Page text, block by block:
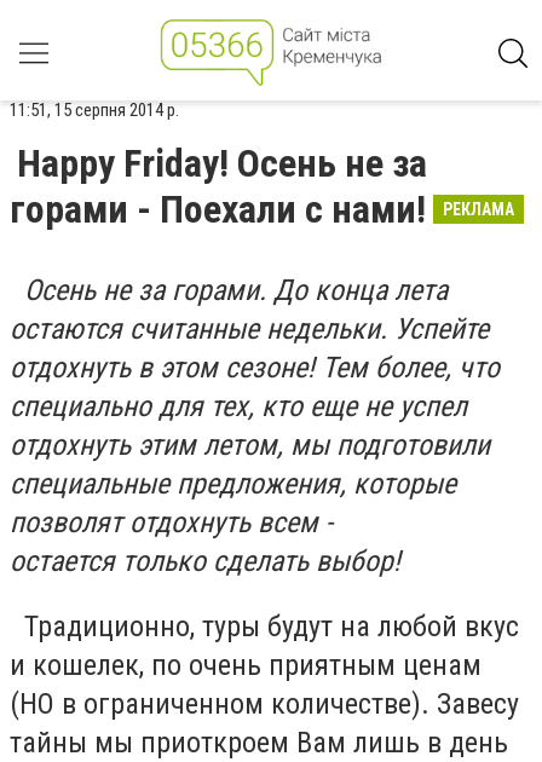
11:51, 15 серпня 2014 р.
Happy Friday! Осень не за
горами - Поехали с нами!
РЕКЛАМА
Осень не за горами. До конца лета
остаются считанные недельки. Успейте
отдохнуть в этом сезоне! Тем более, что
специально для тех, кто еще не успел
отдохнуть этим летом, мы подготовили
специальные предложения, которые
позволят отдохнуть всем -
остается только сделать выбор!
Традиционно, туры будут на любой вкус
и кошелек, по очень приятным ценам
(НО в ограниченном количестве). Завесу
тайны мы приоткроем Вам лишь в день